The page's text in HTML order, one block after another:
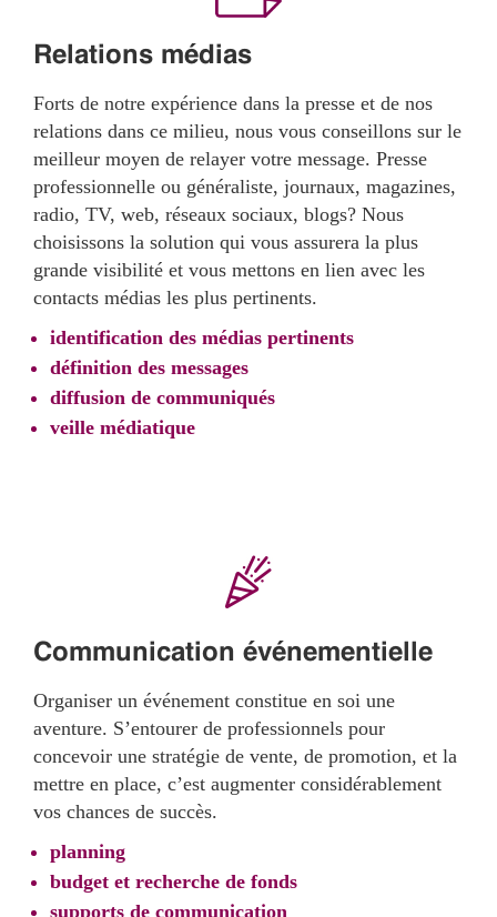
Relations médias
Forts de notre expérience dans la presse et de nos
relations dans ce milieu, nous vous conseillons sur le
meilleur moyen de relayer votre message. Presse
professionnelle ou généraliste, journaux, magazines,
radio, TV, web, réseaux sociaux, blogs? Nous
choisissons la solution qui vous assurera la plus
grande visibilité et vous mettons en lien avec les
contacts médias les plus pertinents.
identification des médias pertinents
définition des messages
diffusion de communiqués
veille médiatique
Communication événementielle
Organiser un événement constitue en soi une
aventure. S’entourer de professionnels pour
concevoir une stratégie de vente, de promotion, et la
mettre en place, c’est augmenter considérablement
vos chances de succès.
planning
budget et recherche de fonds
supports de communication